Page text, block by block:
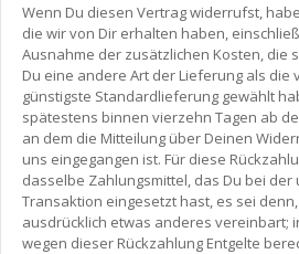
Wenn Du diesen Vertrag widerrufst,
die wir von Dir erhalten haben,
Ausnahme der zusätzlichen Kosten, die
Du eine andere Art der Lieferung als die
günstigste Standardlieferung gewählt
spätestens binnen vierzehn Tagen ab
an dem die Mitteilung über Deinen
uns eingegangen ist. Für diese
dasselbe Zahlungsmittel, das Du bei der
Transaktion eingesetzt hast, es sei
ausdrücklich etwas anderes vereinbart;
wegen dieser Rückzahlung Entgelte